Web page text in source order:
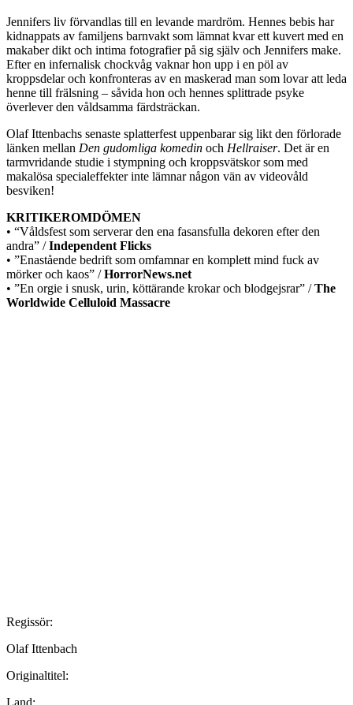
Jennifers liv förvandlas till en levande mardröm. Hennes bebis har
kidnappats av familjens barnvakt som lämnat kvar ett kuvert med en
makaber dikt och intima fotografier på sig själv och Jennifers make.
Efter en infernalisk chockvåg vaknar hon upp i en pöl av
kroppsdelar och konfronteras av en maskerad man som lovar att leda
henne till frälsning – såvida hon och hennes splittrade psyke
överlever den våldsamma färdsträckan.
Olaf Ittenbachs senaste splatterfest uppenbarar sig likt den förlorade
länken mellan Den gudomliga komedin och Hellraiser. Det är en
tarmvridande studie i stympning och kroppsvätskor som med
makalösa specialeffekter inte lämnar någon vän av videovåld
besviken!
KRITIKEROMDÖMEN
• “Våldsfest som serverar den ena fasansfulla dekoren efter den
andra” /Independent Flicks
• ”Enastående bedrift som omfamnar en komplett mind fuck av
mörker och kaos” /HorrorNews.net
• ”En orgie i snusk, urin, köttärande krokar och blodgejsrar” /The
Worldwide Celluloid Massacre
Regissör:
Olaf Ittenbach
Originaltitel:
Land: